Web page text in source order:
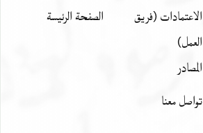
الاعتمادات (فريق
العمل)
المصادر
تواصل معنا
الصفحة الرئيسة